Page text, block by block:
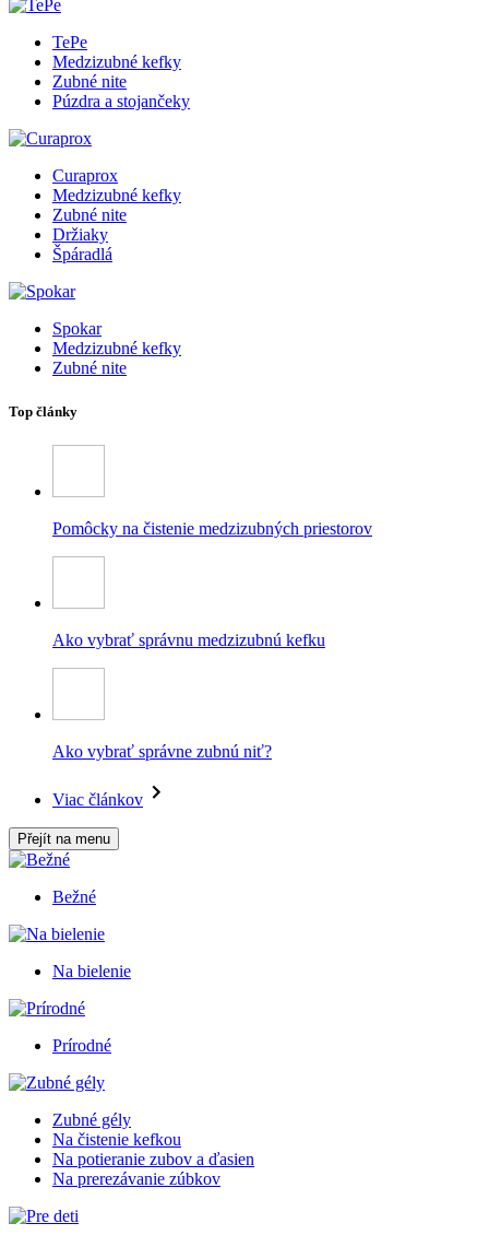
TePe
Medzizubné kefky
Zubné nite
Púzdra a stojančeky
Curaprox
Medzizubné kefky
Zubné nite
Držiaky
Špáradlá
Spokar
Medzizubné kefky
Zubné nite
Top články
Pomôcky na čistenie medzizubných priestorov
Ako vybrať správnu medzizubnú kefku
Ako vybrať správne zubnú niť?
Viac článkov
Přejít na menu
Bežné
Na bielenie
Prírodné
Zubné gély
Na čistenie kefkou
Na potieranie zubov a ďasien
Na prerezávanie zúbkov